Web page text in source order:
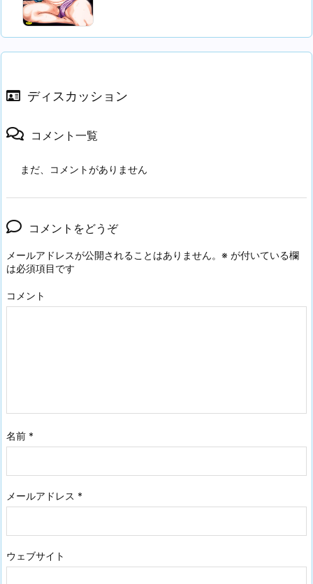
ディスカッション
コメント一覧
まだ、コメントがありません
コメントをどうぞ
メールアドレスが公開されることはありません。 ※ が付いている欄
は必須項目です
コメント
名前 *
メールアドレス *
ウェブサイト